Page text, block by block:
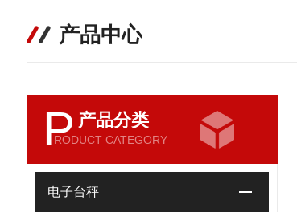
产品中心
P 产品分类
RODUCT CATEGORY
电子台秤